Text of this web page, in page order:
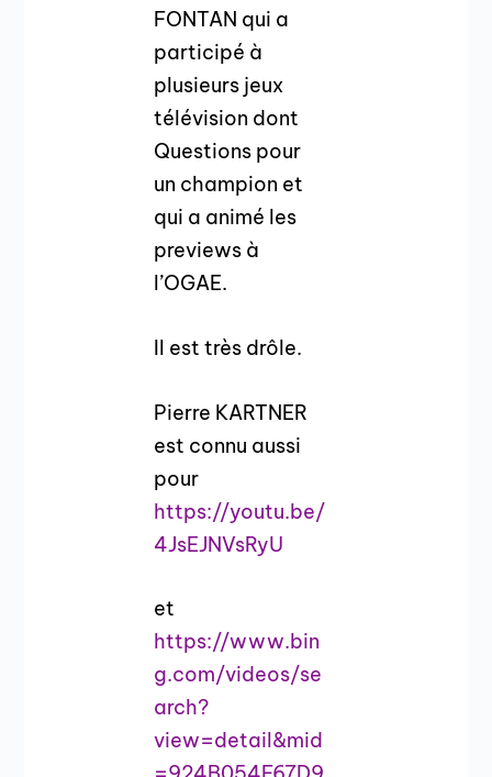
FONTAN qui a
participé à
plusieurs jeux
télévision dont
Questions pour
un champion et
qui a animé les
previews à
l’OGAE.
Il est très drôle.
Pierre KARTNER
est connu aussi
pour
https://youtu.be/
4JsEJNVsRyU
et
https://www.bin
g.com/videos/se
arch?
view=detail&mid